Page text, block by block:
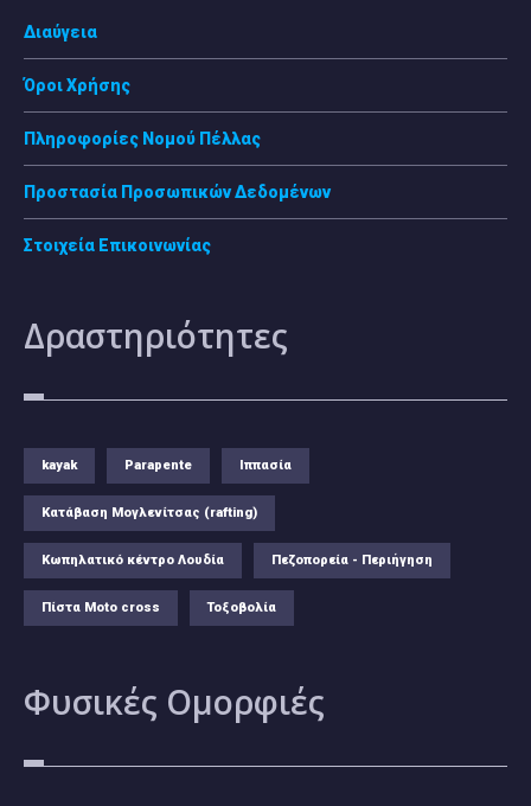
Διαύγεια
Όροι Χρήσης
Πληροφορίες Νομού Πέλλας
Προστασία Προσωπικών Δεδομένων
Στοιχεία Επικοινωνίας
Δραστηριότητες
kayak Parapente Ιππασία
Κατάβαση Μογλενίτσας (rafting)
Κωπηλατικό κέντρο Λουδία Πεζοπορεία - Περιήγηση
Πίστα Moto cross Τοξοβολία
Φυσικές Ομορφιές